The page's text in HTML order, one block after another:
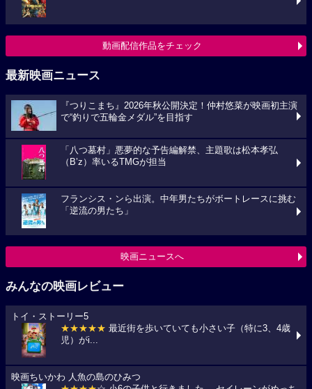
動画配信作品をチェック
最新映画ニュース
『つりこまち』2026年秋公開決定！仲村悠菜が映画初主演
で“釣りで五輪金メダル”を目指す
「八つ墓村」悪夢的な予告編解禁、主題歌は松本孝弘
（B’z）率いるTMGが担当
フランシス・ンら出演。中年男たちがボートレースに挑む
「逆流の男たち」
映画ニュースへ
みんなの映画レビュー
トイ・ストーリー5
★★★★★ 最近街を歩いていても小さい子（特に3、4歳
児）がi...
映画ちいかわ 人魚の島のひみつ